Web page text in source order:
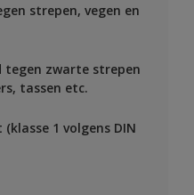
strepen, vegen en
tegen zwarte strepen
tassen etc.
1 volgens DIN